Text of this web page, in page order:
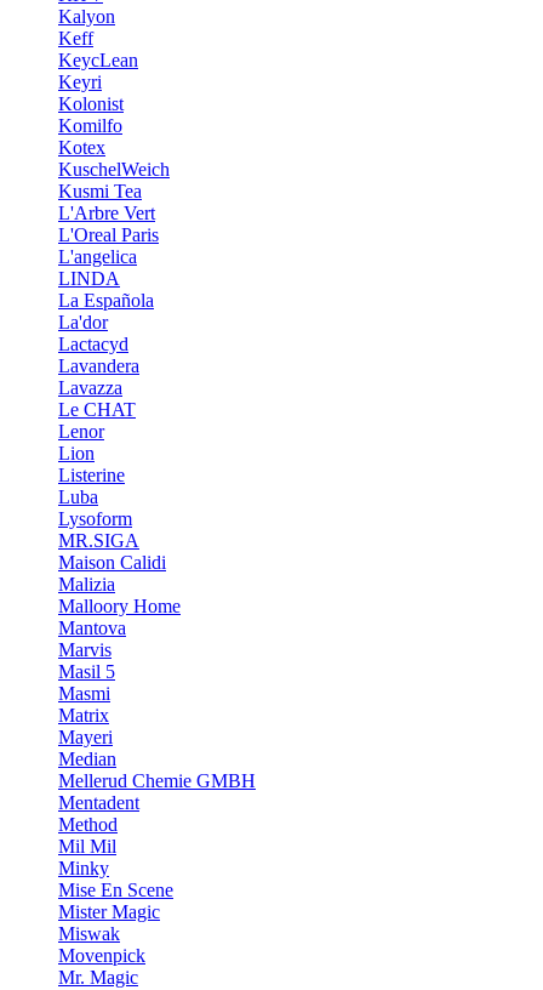
Kalyon
Keff
KeycLean
Keyri
Kolonist
Komilfo
Kotex
KuschelWeich
Kusmi Tea
L'Arbre Vert
L'Oreal Paris
L'angelica
LINDA
La Española
La'dor
Lactacyd
Lavandera
Lavazza
Le CHAT
Lenor
Lion
Listerine
Luba
Lysoform
MR.SIGA
Maison Calidi
Malizia
Malloory Home
Mantova
Marvis
Masil 5
Masmi
Matrix
Mayeri
Median
Mellerud Chemie GMBH
Mentadent
Method
Mil Mil
Minky
Mise En Scene
Mister Magic
Miswak
Movenpick
Mr. Magic